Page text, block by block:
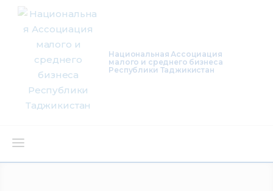
Национальная Ассоциация
малого и среднего бизнеса
Республики Таджикистан
О нас